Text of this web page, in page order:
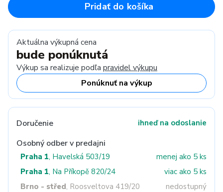
Pridať do košíka
Aktuálna výkupná cena
bude ponúknutá
Výkup sa realizuje podľa pravidel výkupu
Ponúknuť na výkup
Doručenie ihneď na odoslanie
Osobný odber v predajni
Praha 1, Havelská 503/19
menej ako 5 ks
Praha 1, Na Příkopě 820/24
viac ako 5 ks
Brno - střed, Roosveltova 419/20
nedostupný